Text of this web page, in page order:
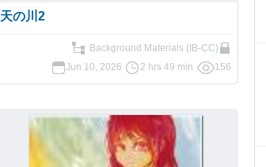
天の川2
Background Materials (IB-CC)
Jun 10, 2026
2 hrs 49 min 156